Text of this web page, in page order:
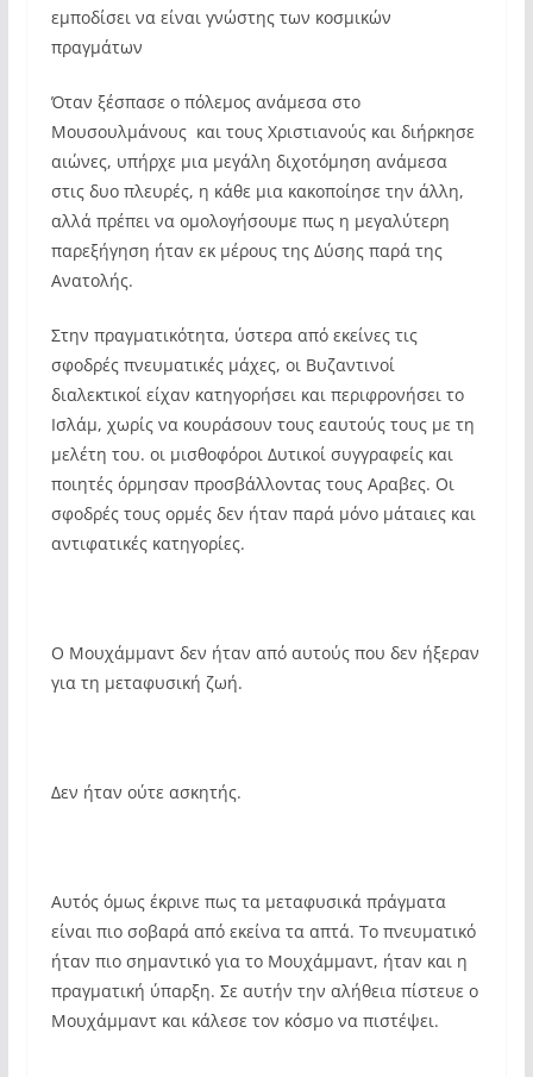
εμποδίσει να είναι γνώστης των κοσμικών
πραγμάτων
Όταν ξέσπασε ο πόλεμος ανάμεσα στο
Μουσουλμάνους και τους Χριστιανούς και διήρκησε
αιώνες, υπήρχε μια μεγάλη διχοτόμηση ανάμεσα
στις δυο πλευρές, η κάθε μια κακοποίησε την άλλη,
αλλά πρέπει να ομολογήσουμε πως η μεγαλύτερη
παρεξήγηση ήταν εκ μέρους της Δύσης παρά της
Ανατολής.
Στην πραγματικότητα, ύστερα από εκείνες τις
σφοδρές πνευματικές μάχες, οι Βυζαντινοί
διαλεκτικοί είχαν κατηγορήσει και περιφρονήσει το
Ισλάμ, χωρίς να κουράσουν τους εαυτούς τους με τη
μελέτη του. οι μισθοφόροι Δυτικοί συγγραφείς και
ποιητές όρμησαν προσβάλλοντας τους Αραβες. Οι
σφοδρές τους ορμές δεν ήταν παρά μόνο μάταιες και
αντιφατικές κατηγορίες.
Ο Μουχάμμαντ δεν ήταν από αυτούς που δεν ήξεραν
για τη μεταφυσική ζωή.
Δεν ήταν ούτε ασκητής.
Αυτός όμως έκρινε πως τα μεταφυσικά πράγματα
είναι πιο σοβαρά από εκείνα τα απτά. Το πνευματικό
ήταν πιο σημαντικό για το Μουχάμμαντ, ήταν και η
πραγματική ύπαρξη. Σε αυτήν την αλήθεια πίστευε ο
Μουχάμμαντ και κάλεσε τον κόσμο να πιστέψει.